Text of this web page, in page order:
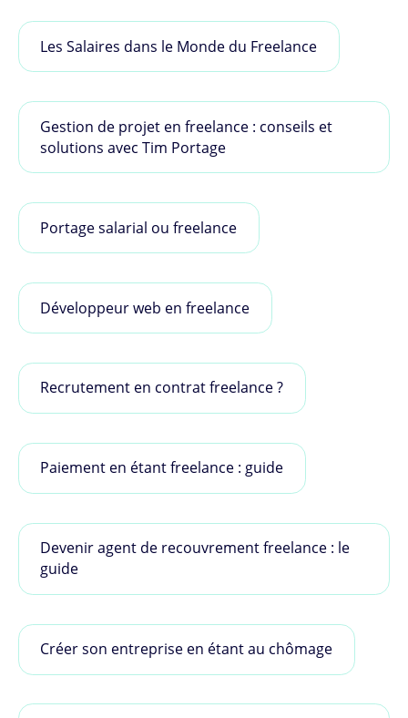
Les Salaires dans le Monde du Freelance
Gestion de projet en freelance : conseils et
solutions avec Tim Portage
Portage salarial ou freelance
Développeur web en freelance
Recrutement en contrat freelance ?
Paiement en étant freelance : guide
Devenir agent de recouvrement freelance : le
guide
Créer son entreprise en étant au chômage